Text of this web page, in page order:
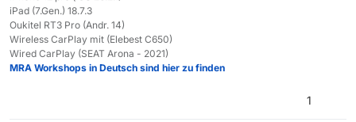
Hotelaufenthalt in Rebuild. Am nächsten Tag fuhr
ich dann die letzten 100 km nach Hirtshals für die
Überfahrt nach Kristiansand. Ich hatte die Wahl
zwischen dem normalen und dem schnellen
mich für das schnelle. Dieses Jahr fahre ich von
iPad (7.Gen.) 18.7.3
Oukitel RT3 Pro (Andr. 14)
Wireless CarPlay mit (Elebest C650)
Wired CarPlay (SEAT Arona - 2021)
MRA Workshops in Deutsch sind hier zu finden
1